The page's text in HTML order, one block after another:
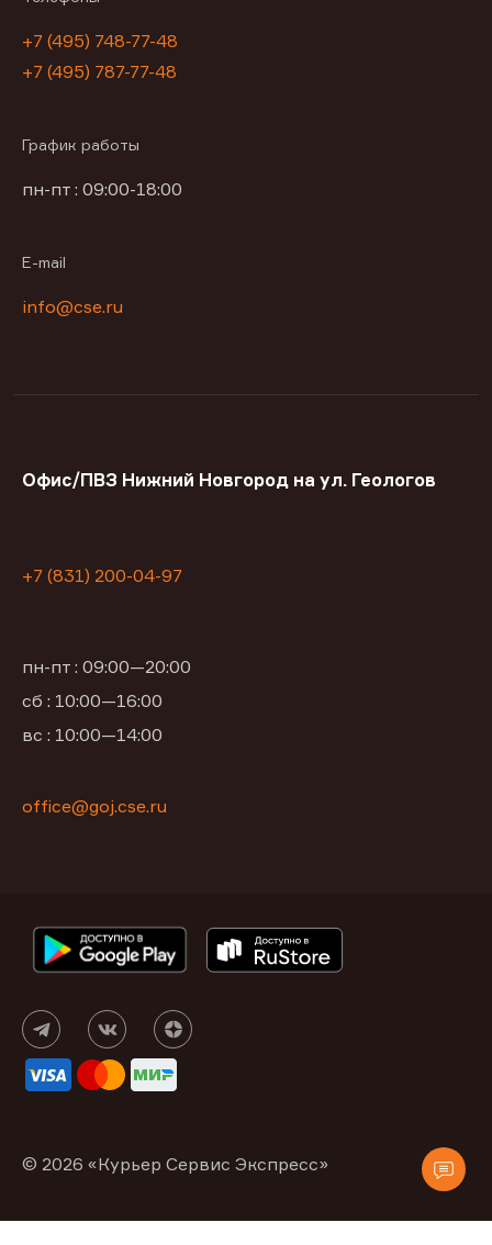
+7 (495) 748-77-48
+7 (495) 787-77-48
График работы
пн-пт : 09:00-18:00
E-mail
info@cse.ru
Офис/ПВЗ Нижний Новгород на ул. Геологов
+7 (831) 200-04-97
пн-пт : 09:00—20:00
сб : 10:00—16:00
вс : 10:00—14:00
office@goj.cse.ru
© 2026 «Курьер Сервис Экспресс»